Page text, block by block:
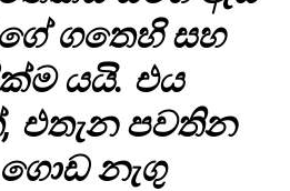
ගතෙහි සහ
යයි. එය
එතැන පවතින
ගොඩ නැගු